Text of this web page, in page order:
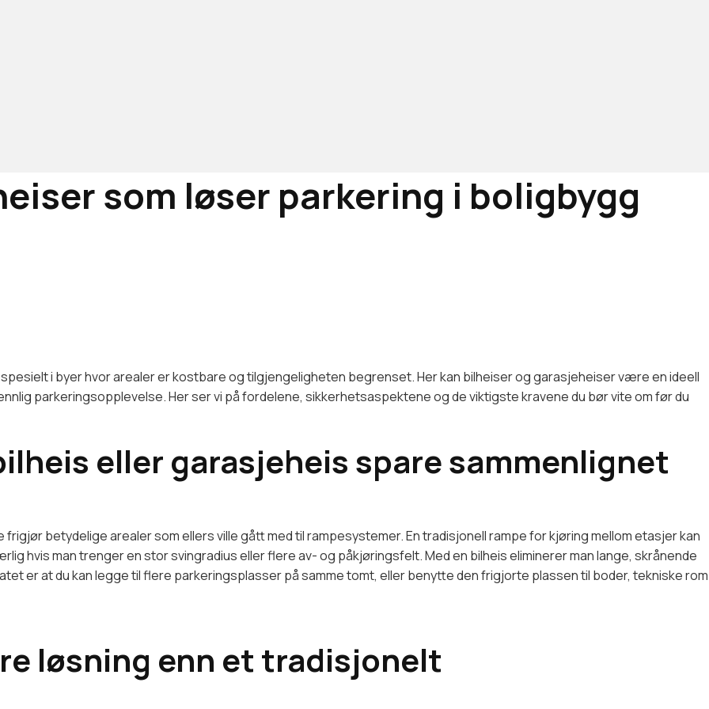
som løser parkering i boligbygg
i byer hvor arealer er kostbare og tilgjengeligheten begrenset. Her kan bilheiser og garasjeheiser være en ideell
parkeringsopplevelse. Her ser vi på fordelene, sikkerhetsaspektene og de viktigste kravene du bør vite om før du
eller garasjeheis spare sammenlignet
betydelige arealer som ellers ville gått med til rampesystemer. En tradisjonell rampe for kjøring mellom etasjer kan
hvis man trenger en stor svingradius eller flere av- og påkjøringsfelt. Med en bilheis eliminerer man lange, skrånende
er at du kan legge til flere parkeringsplasser på samme tomt, eller benytte den frigjorte plassen til boder, tekniske rom
løsning enn et tradisjonelt